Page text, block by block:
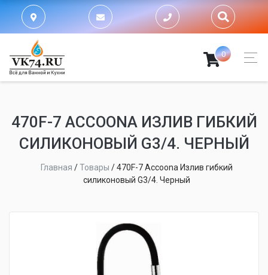
0
470F-7 ACCOONA ИЗЛИВ ГИБКИЙ
СИЛИКОНОВЫЙ G3/4. ЧЕРНЫЙ
Главная /Товары /470F-7 Accoona Излив гибкий
силиконовый G3/4. Черный